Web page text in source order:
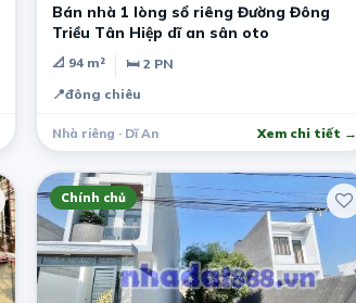
Bán nhà 1 lòng sổ riêng Đường Đông
Triều Tân Hiệp dĩ an sân oto
📐 94 m²
🛏 2 PN
📍đông chiêu
Nhà riêng · Dĩ An Xem chi tiết →
Chính chủ